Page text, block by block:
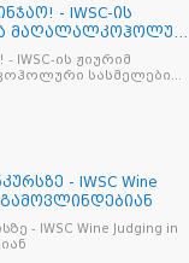
- IWSC-ის
მაღალალკოჰოლური
IWSC-ის ჟიურიმ
- IWSC Wine
გამოვლინდებიან
in